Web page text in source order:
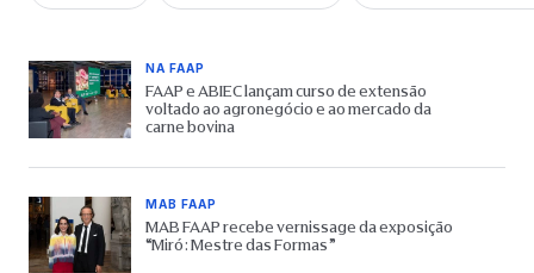
NA FAAP
FAAP e ABIEC lançam curso de extensão
voltado ao agronegócio e ao mercado da
carne bovina
MAB FAAP
MAB FAAP recebe vernissage da exposição
“Miró: Mestre das Formas”